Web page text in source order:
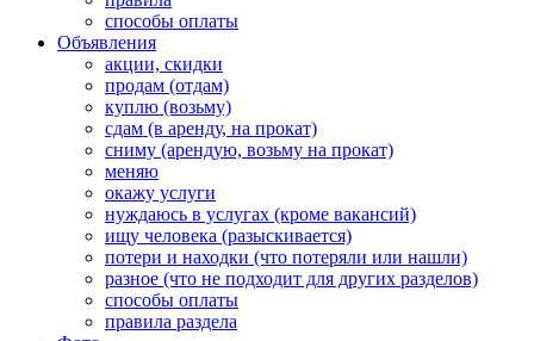
способы оплаты
Объявления
акции, скидки
продам (отдам)
куплю (возьму)
сдам (в аренду, на прокат)
сниму (арендую, возьму на прокат)
меняю
окажу услуги
нуждаюсь в услугах (кроме вакансий)
ищу человека (разыскивается)
потери и находки (что потеряли или нашли)
разное (что не подходит для других разделов)
способы оплаты
правила раздела